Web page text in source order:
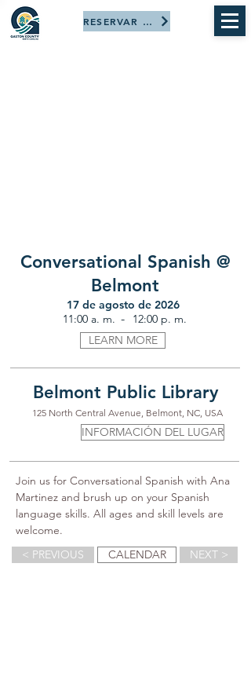
RESERVAR AHORA
Conversational Spanish @
Belmont
17 de agosto de 2026
11:00 a. m. -
12:00 p. m.
LEARN MORE
Belmont Public Library
125 North Central Avenue, Belmont, NC, USA
INFORMACIÓN DEL LUGAR
Join us for Conversational Spanish with Ana
Martinez and brush up on your Spanish
language skills. All ages and skill levels are
welcome.
< PREVIOUS
CALENDAR NEXT >